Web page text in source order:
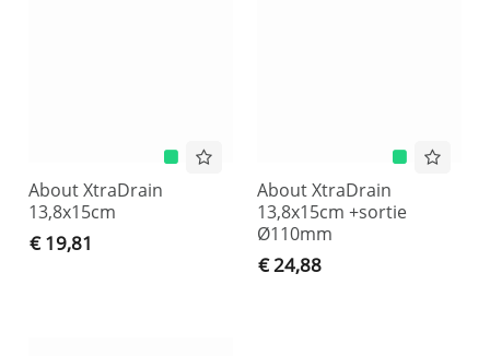
About XtraDrain
13,8x15cm
€ 19,81
About XtraDrain
13,8x15cm +sortie
Ø110mm
€ 24,88